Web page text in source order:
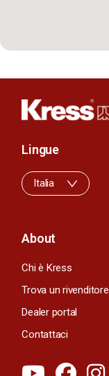
About
Chi è Kress
Trova un rivenditore
Dealer portal
Contattaci
Lingue
Italia